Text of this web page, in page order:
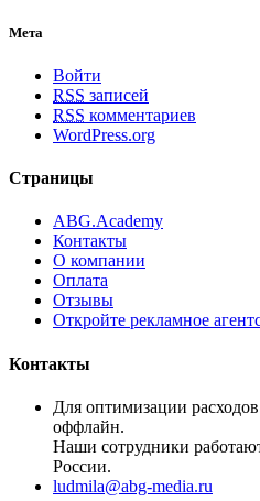
Мета
Войти
RSS записей
RSS комментариев
WordPress.org
Страницы
ABG.Academy
Контакты
О компании
Оплата
Отзывы
Откройте рекламное
Контакты
Для оптимизации
оффлайн.
Наши сотрудники
России.
ludmila@abg-media.ru